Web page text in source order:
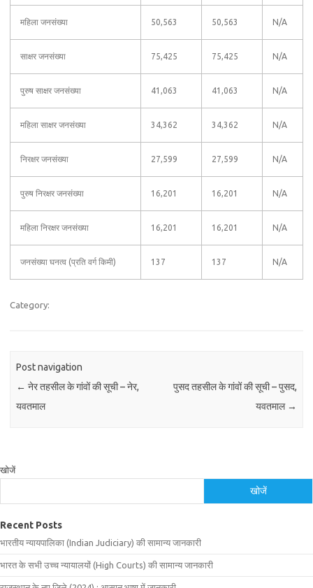
महिला जनसंख्या 50,563 50,563 N/A
साक्षर जनसंख्या 75,425 75,425 N/A
पुरुष साक्षर जनसंख्या 41,063 41,063 N/A
महिला साक्षर जनसंख्या 34,362 34,362 N/A
निरक्षर जनसंख्या 27,599 27,599 N/A
पुरुष निरक्षर जनसंख्या 16,201 16,201 N/A
महिला निरक्षर जनसंख्या 16,201 16,201 N/A
जनसंख्या घनत्व (प्रति वर्ग किमी) 137 137 N/A
Category:
Post navigation
← नेर तहसील के गांवों की सूची – नेर,
यवतमाल
पुसद तहसील के गांवों की सूची – पुसद,
यवतमाल →
खोजें
खोजें
Recent Posts
भारतीय न्यायपालिका (Indian Judiciary) की सामान्य जानकारी
भारत के सभी उच्च न्यायालयों (High Courts) की सामान्य जानकारी